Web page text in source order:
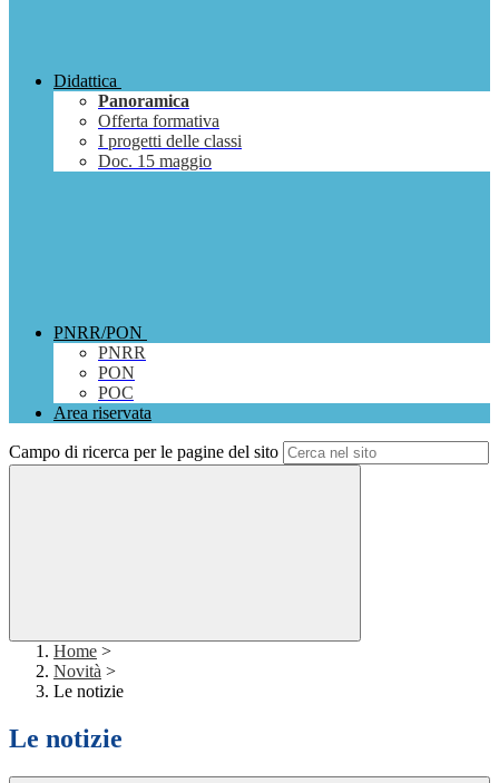
Didattica
Panoramica
Offerta formativa
I progetti delle classi
Doc. 15 maggio
PNRR/PON
PNRR
PON
POC
Area riservata
Campo di ricerca per le pagine del sito
Home >
Novità >
Le notizie
Le notizie